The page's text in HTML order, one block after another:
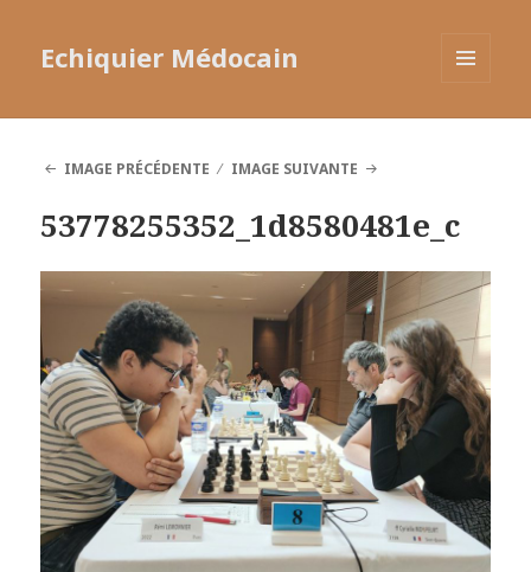
Echiquier Médocain
IMAGE PRÉCÉDENTE
IMAGE SUIVANTE
53778255352_1d8580481e_c